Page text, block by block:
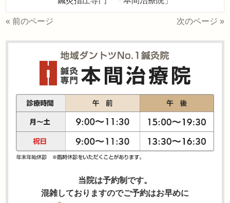
« 前のページ 次のページ »
当院は予約制です。
混雑しておりますのでご予約はお早めに